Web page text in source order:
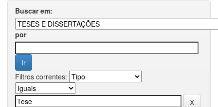
Buscar em:
por
Filtros correntes: